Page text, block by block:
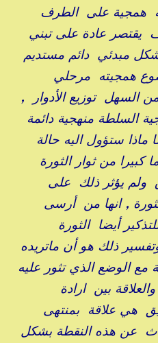
همجية على الطرف
يقتصر عادة على تبني
مبدئي دائم مستديم
همجيته مرحلي
السهل توزيع الأدوار ,
السلطة منهجية دائمة
ستؤول اليه حالة
كبيرا من ثوار الثورة
ولم يؤثر ذلك على
, انها من أرسى
أيضا الثورة
ذلك هو أن ماتريده
الوضع الذي تثور عليه
بين ارادة
هي علاقة بمنتهى
عن هذه النقطة بشكل